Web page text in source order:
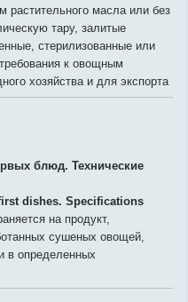
растительного масла или без
тару, залитые
стерилизованные или
к овощным
хозяйства и для экспорта
блюд. Технические
dishes. Specifications
на продукт,
сушеных овощей,
в определенных